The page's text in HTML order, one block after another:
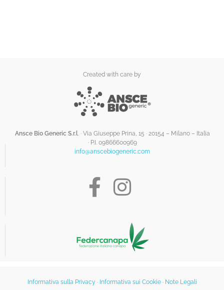
Created with care by
Ansce Bio Generic S.r.l. · Via Giuseppe Prina, 15 · 20154 – Milano – Italia
· P.I. 09866600969
info@anscebiogeneric.com
Informativa sulla Privacy · Informativa sui Cookie· Note Legali